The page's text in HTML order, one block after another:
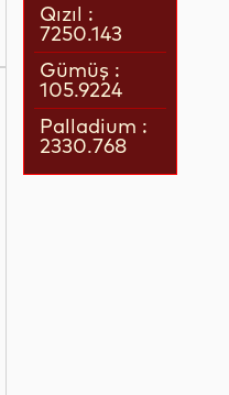
Qızıl :
7250.143
Gümüş :
105.9224
Palladium :
2330.768